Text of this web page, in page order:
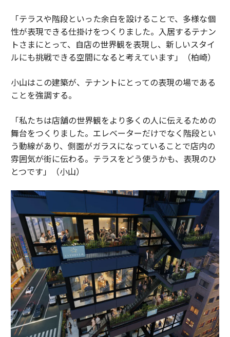
「テラスや階段といった余白を設けることで、多様な個
性が表現できる仕掛けをつくりました。入居するテナン
トさまにとって、自店の世界観を表現し、新しいスタイ
ルにも挑戦できる空間になると考えています」（柏崎）
小山はこの建築が、テナントにとっての表現の場である
ことを強調する。
「私たちは店舗の世界観をより多くの人に伝えるための
舞台をつくりました。エレベーターだけでなく階段とい
う動線があり、側面がガラスになっていることで店内の
雰囲気が街に伝わる。テラスをどう使うかも、表現のひ
とつです」（小山）